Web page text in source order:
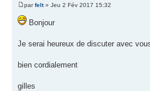
parfelt» Jeu 2 Fév 2017 15:32
Bonjour
Je serai heureux de discuter avec
bien cordialement
gilles